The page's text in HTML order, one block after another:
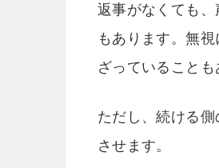
返事がなくても
もあります。無
ざっていることも
ただし、続ける
させます。